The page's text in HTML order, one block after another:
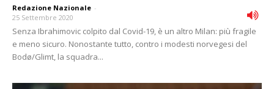
Redazione Nazionale -
25 Settembre 2020
Senza Ibrahimovic colpito dal Covid-19, è un altro Milan: più fragile
e meno sicuro. Nonostante tutto, contro i modesti norvegesi del
Bodø/Glimt, la squadra...